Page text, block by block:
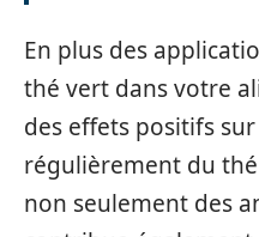
En plus des
thé vert dans votre
des effets positifs
régulièrement du
non seulement des